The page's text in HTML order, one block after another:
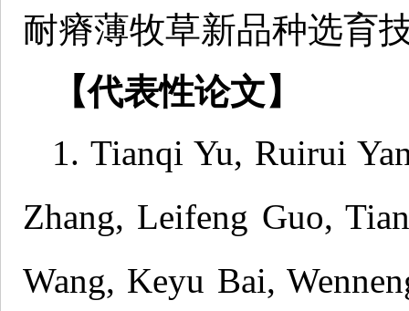
耐瘠薄牧草新品种选育
【代表性论文】
1. Tianqi Yu, Ruirui
Zhang, Leifeng Guo,
Wang, Keyu Bai,